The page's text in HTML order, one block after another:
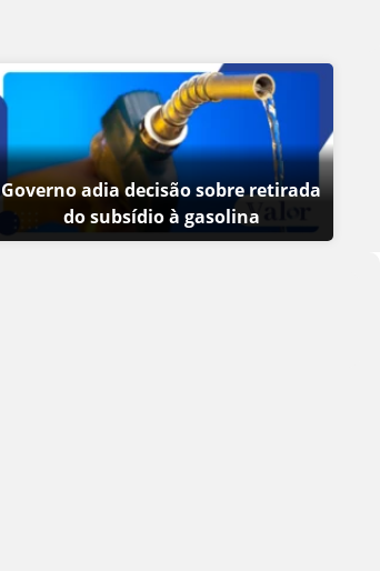
Governo adia decisão sobre retirada
do subsídio à gasolina